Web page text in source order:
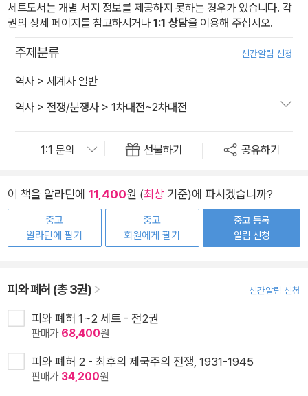
세트도서는 개별 서지 정보를 제공하지 못하는 경우가 있습니다. 각
권의 상세 페이지를 참고하시거나 1:1 상담을 이용해 주십시오.
주제분류 신간알림 신청
역사 > 세계사 일반
역사 > 전쟁/분쟁사 > 1차대전~2차대전
선물하기 공유하기
이 책을 알라딘에 11,400원 (최상 기준)에 파시겠습니까?
중고
알라딘에 팔기
중고
회원에게 팔기
중고 등록
알림 신청
피와 폐허 (총 3권) 신간알림 신청
피와 폐허 1~2 세트 - 전2권
판매가 68,400원
피와 폐허 2 - 최후의 제국주의 전쟁, 1931-1945
판매가 34,200원